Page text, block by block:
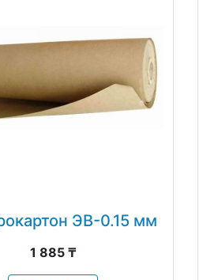
ЭВ-0.15 мм
1 885 ₸